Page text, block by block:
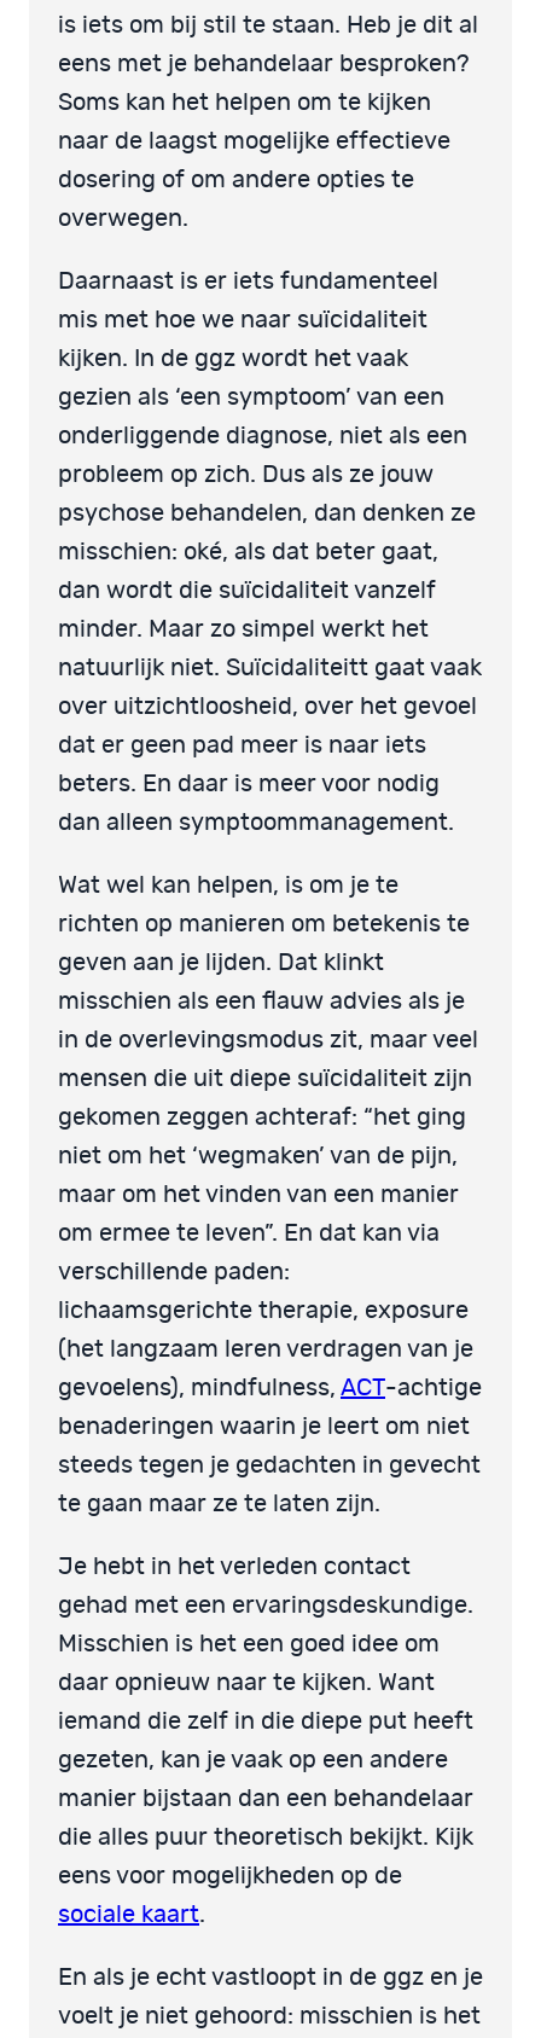
is iets om bij stil te staan. Heb je dit al
eens met je behandelaar besproken?
Soms kan het helpen om te kijken
naar de laagst mogelijke effectieve
dosering of om andere opties te
overwegen.
Daarnaast is er iets fundamenteel
mis met hoe we naar suïcidaliteit
kijken. In de ggz wordt het vaak
gezien als ‘een symptoom’ van een
onderliggende diagnose, niet als een
probleem op zich. Dus als ze jouw
psychose behandelen, dan denken ze
misschien: oké, als dat beter gaat,
dan wordt die suïcidaliteit vanzelf
minder. Maar zo simpel werkt het
natuurlijk niet. Suïcidaliteitt gaat vaak
over uitzichtloosheid, over het gevoel
dat er geen pad meer is naar iets
beters. En daar is meer voor nodig
dan alleen symptoommanagement.
Wat wel kan helpen, is om je te
richten op manieren om betekenis te
geven aan je lijden. Dat klinkt
misschien als een flauw advies als je
in de overlevingsmodus zit, maar veel
mensen die uit diepe suïcidaliteit zijn
gekomen zeggen achteraf: “het ging
niet om het ‘wegmaken’ van de pijn,
maar om het vinden van een manier
om ermee te leven”. En dat kan via
verschillende paden:
lichaamsgerichte therapie, exposure
(het langzaam leren verdragen van je
gevoelens), mindfulness, ACT-achtige
benaderingen waarin je leert om niet
steeds tegen je gedachten in gevecht
te gaan maar ze te laten zijn.
Je hebt in het verleden contact
gehad met een ervaringsdeskundige.
Misschien is het een goed idee om
daar opnieuw naar te kijken. Want
iemand die zelf in die diepe put heeft
gezeten, kan je vaak op een andere
manier bijstaan dan een behandelaar
die alles puur theoretisch bekijkt. Kijk
eens voor mogelijkheden op de
sociale kaart.
En als je echt vastloopt in de ggz en je
voelt je niet gehoord: misschien is het